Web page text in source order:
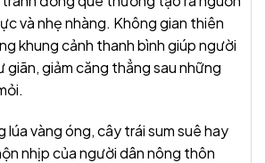
và nhẹ nhàng. Không gian thiên
khung cảnh thanh bình giúp người
giãn, giảm căng thẳng sau những
lúa vàng óng, cây trái sum suê hay
nhịp của người dân nông thôn